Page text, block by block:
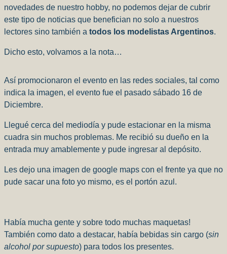
novedades de nuestro hobby, no podemos dejar de cubrir
este tipo de noticias que benefician no solo a nuestros
lectores sino también a todos los modelistas Argentinos.
Dicho esto, volvamos a la nota…
Así promocionaron el evento en las redes sociales, tal como
indica la imagen, el evento fue el pasado sábado 16 de
Diciembre.
Llegué cerca del mediodía y pude estacionar en la misma
cuadra sin muchos problemas. Me recibió su dueño en la
entrada muy amablemente y pude ingresar al depósito.
Les dejo una imagen de google maps con el frente ya que no
pude sacar una foto yo mismo, es el portón azul.
Había mucha gente y sobre todo muchas maquetas!
También como dato a destacar, había bebidas sin cargo (sin
alcohol por supuesto) para todos los presentes.